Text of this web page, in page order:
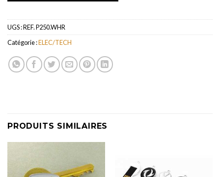
UGS :REF. P250.WHR
Catégorie :ELEC/TECH
PRODUITS SIMILAIRES